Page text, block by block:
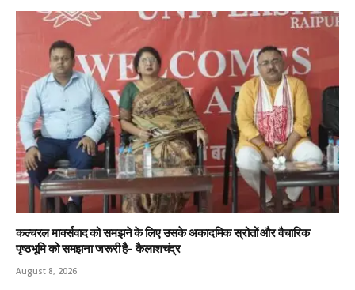
कल्चरल मार्क्सवाद को समझने के लिए उसके अकादमिक स्रोतों और वैचारिक
पृष्ठभूमि को समझना जरूरी है- कैलाशचंद्र
August 8, 2026